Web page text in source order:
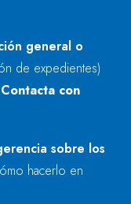
general o
de expedientes)
Contacta con
sobre los
hacerlo en